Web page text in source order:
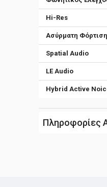
Hi-Res
Ασύρματη Φόρτιση
Spatial Audio
LE Audio
Hybrid Active
Πληροφορίες